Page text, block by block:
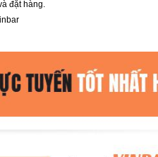
đặt hàng.